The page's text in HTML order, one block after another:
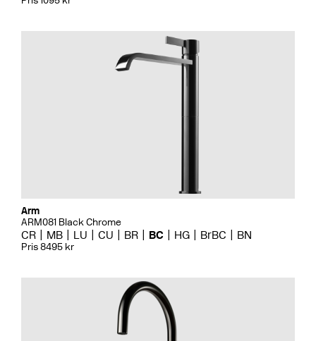
Arm
ARM081 Black Chrome
CR MB LU CU BR BC HG BrBC BN
Pris 8495 kr